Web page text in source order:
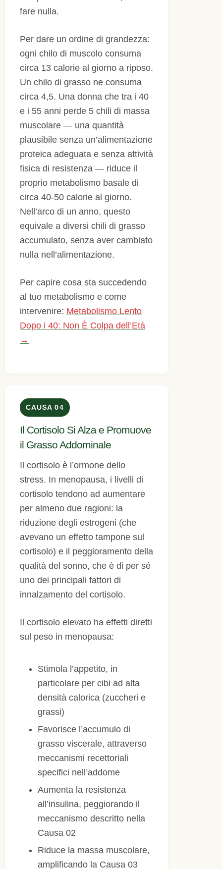
fare nulla.
Per dare un ordine di grandezza:
ogni chilo di muscolo consuma
circa 13 calorie al giorno a riposo.
Un chilo di grasso ne consuma
circa 4,5. Una donna che tra i 40
e i 55 anni perde 5 chili di massa
muscolare — una quantità
plausibile senza un’alimentazione
proteica adeguata e senza attività
fisica di resistenza — riduce il
proprio metabolismo basale di
circa 40-50 calorie al giorno.
Nell’arco di un anno, questo
equivale a diversi chili di grasso
accumulato, senza aver cambiato
nulla nell’alimentazione.
Per capire cosa sta succedendo
al tuo metabolismo e come
intervenire: Metabolismo Lento
Dopo i 40: Non È Colpa dell’Età
→
CAUSA 04
Il Cortisolo Si Alza e Promuove
il Grasso Addominale
Il cortisolo è l’ormone dello
stress. In menopausa, i livelli di
cortisolo tendono ad aumentare
per almeno due ragioni: la
riduzione degli estrogeni (che
avevano un effetto tampone sul
cortisolo) e il peggioramento della
qualità del sonno, che è di per sé
uno dei principali fattori di
innalzamento del cortisolo.
Il cortisolo elevato ha effetti diretti
sul peso in menopausa:
Stimola l’appetito, in
particolare per cibi ad alta
densità calorica (zuccheri e
grassi)
Favorisce l’accumulo di
grasso viscerale, attraverso
meccanismi recettoriali
specifici nell’addome
Aumenta la resistenza
all’insulina, peggiorando il
meccanismo descritto nella
Causa 02
Riduce la massa muscolare,
amplificando la Causa 03